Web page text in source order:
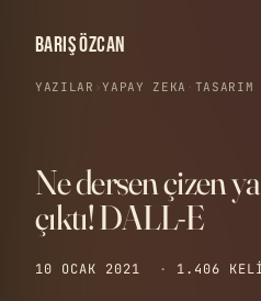
BARIŞ ÖZCAN
YAZILAR ›YAPAY ZEKA · TASARIM
Ne dersen çizen
çıktı! DALL-E
10 OCAK 2021 · 1.406